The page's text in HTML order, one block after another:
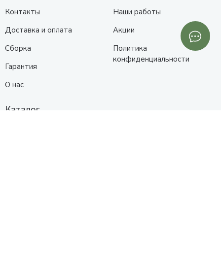
Контакты
Доставка и оплата
Сборка
Гарантия
О нас
Наши работы
Акции
Политика
конфиденциальности
Каталог